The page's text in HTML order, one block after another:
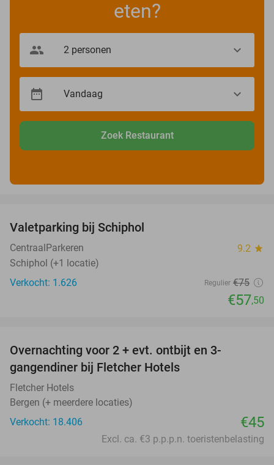
eten?
Zoek Restaurant
Valetparking bij Schiphol
CentraalParkeren 9.2 star
Schiphol (+1 locatie)
Verkocht: 1.626
Regulier €75
€57,50
Overnachting voor 2 + evt. ontbijt en 3-
gangendiner bij Fletcher Hotels
Fletcher Hotels
Bergen (+ meerdere locaties)
Verkocht: 18.406
€45
Excl. ca. €3 p.p.p.n. toeristenbelasting